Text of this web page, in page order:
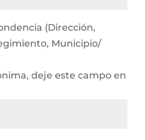
(Dirección,
Municipio/
deje este campo en